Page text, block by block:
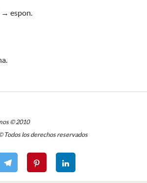
→ espon.
© 2010
Todos los derechos reservados